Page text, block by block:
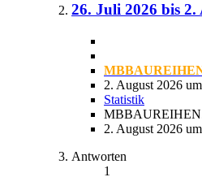
26. Juli 2026 bis 2.
2. August 2026
Statistik
2. August 2026
Antworten
1